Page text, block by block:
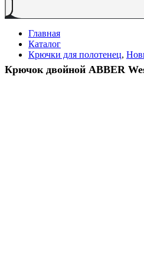
Главная
Каталог
Крючки для полотенец,
Крючок двойной ABBER